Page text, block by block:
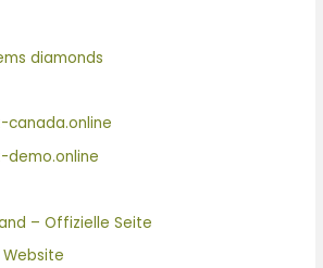
diamonds
– Offizielle Seite